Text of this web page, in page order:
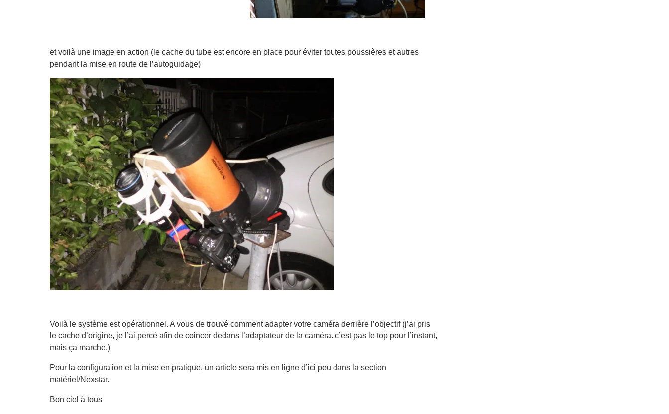
et voilà une image en action (le cache du tube est encore en place pour éviter toutes poussières et autres
pendant la mise en route de l’autoguidage)
Voilà le système est opérationnel. A vous de trouvé comment adapter votre caméra derrière l’objectif (j’ai pris
le cache d’origine, je l’ai percé afin de coincer dedans l’adaptateur de la caméra. c’est pas le top pour l’instant,
mais ça marche.)
Pour la configuration et la mise en pratique, un article sera mis en ligne d’ici peu dans la section
matériel/Nexstar.
Bon ciel à tous